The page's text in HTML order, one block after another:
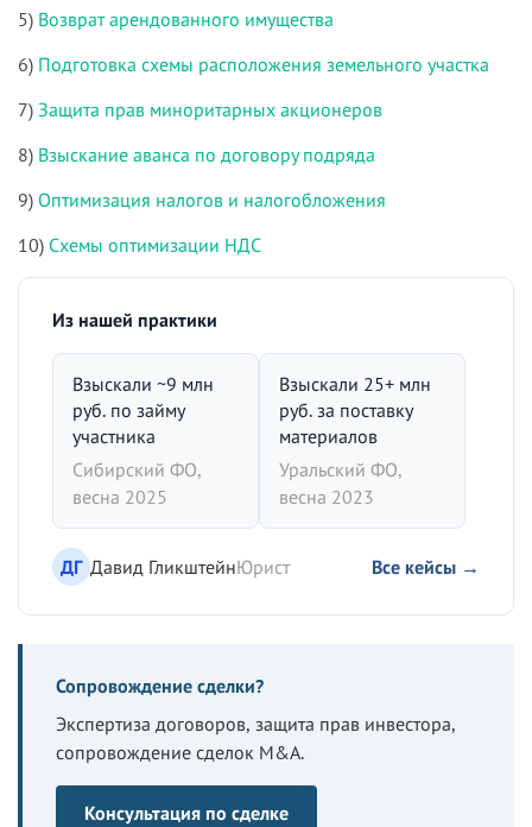
5) Возврат арендованного имущества
6) Подготовка схемы расположения земельного участка
7) Защита прав миноритарных акционеров
8) Взыскание аванса по договору подряда
9) Оптимизация налогов и налогобложения
10) Схемы оптимизации НДС
Из нашей практики
Взыскали ~9 млн
руб. по займу
участника
Сибирский ФО,
весна 2025
Взыскали 25+ млн
руб. за поставку
материалов
Уральский ФО,
весна 2023
ДГ Давид ГликштейнЮрист Все кейсы →
Сопровождение сделки?
Экспертиза договоров, защита прав инвестора,
сопровождение сделок M&A.
Консультация по сделке